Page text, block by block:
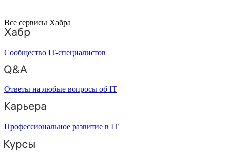
Все сервисы Хабра
Сообщество IT-специалистов
Ответы на любые вопросы об IT
Профессиональное развитие в IT